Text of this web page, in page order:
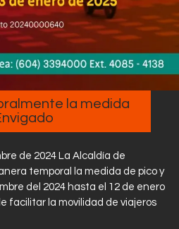
la medida
de 2024 La Alcaldía de
temporal la medida de pico y
del 2024 hasta el 12 de enero
facilitar la movilidad de viajeros